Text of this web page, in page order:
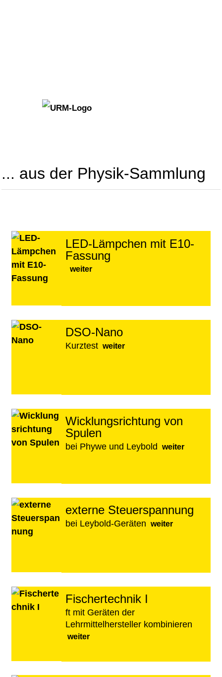
... aus der Physik-Sammlung
LED-Lämpchen mit E10-
Fassung
weiter
DSO-Nano
Kurztest weiter
Wicklungsrichtung von
Spulen
bei Phywe und Leybold weiter
externe Steuerspannung
bei Leybold-Geräten weiter
Fischertechnik I
ft mit Geräten der
Lehrmittelhersteller kombinieren
weiter